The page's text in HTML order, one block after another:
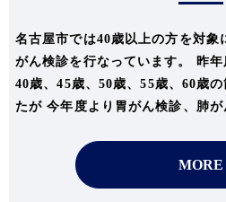
名古屋市では40歳以上の方を対象
がん検診を行なっています。 昨
40歳、45歳、50歳、55歳、60歳
たが 今年度より胃がん検診、肺
MORE